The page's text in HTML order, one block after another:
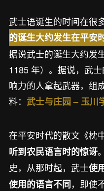
武士语诞生的时间在很
的诞生大约发生在平安
据说武士的诞生大约发
1185 年）。据说，武
响力的人拿起武器，组
料： 武士与庄园 – 玉川
在平安时代的散文《枕
听到农民语言时的惊讶
史，从那时起，武士使
使用的语言不同，即使